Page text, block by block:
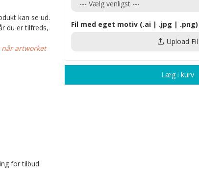
kan se ud.
du er tilfreds,
artworket
for tilbud.
Fil med eget motiv (.ai | .jpg | .png)
Upload Fil
Læg i kurv